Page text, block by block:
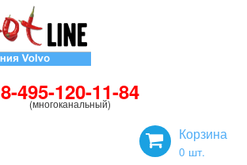
8-495-120-11-84
(многоканальный)
Корзина
0 шт.